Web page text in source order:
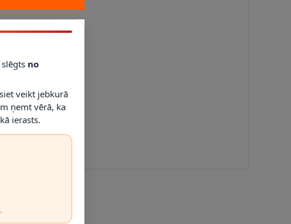
no
veikt jebkurā
ņemt vērā, ka
ierasts.